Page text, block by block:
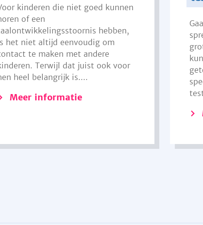
kinderen die niet goed kunnen
of een
hebben,
het niet altijd eenvoudig om
te maken met andere
Terwijl dat juist ook voor
heel belangrijk is....
Meer informatie